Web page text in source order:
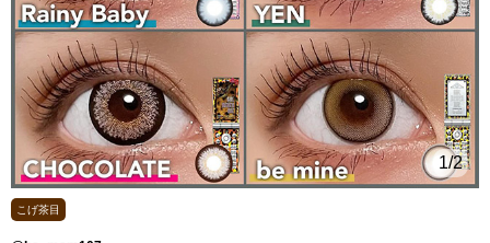
1/2
こげ茶目